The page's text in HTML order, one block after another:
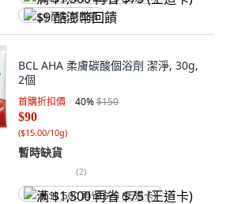
$9 酷澎幣回饋
BCL AHA 柔膚碳酸個浴劑 潔淨, 30g,
2個
首購折扣價 40%$150
$90
($15.00/10g)
暫時缺貨
(2)
满 $1,500 再省 $75 (王道卡)